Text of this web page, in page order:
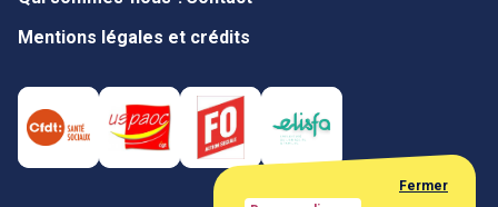
Mentions légales et crédits
Fermer